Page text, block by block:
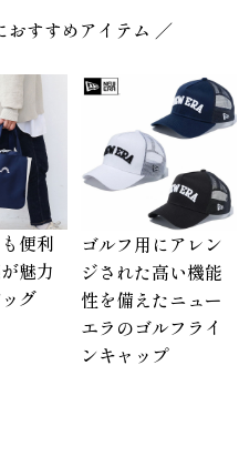
おすすめアイテム ／
便利
魅力
グ
ゴルフ用にアレン
ジされた高い機能
性を備えたニュー
エラのゴルフライ
ンキャップ